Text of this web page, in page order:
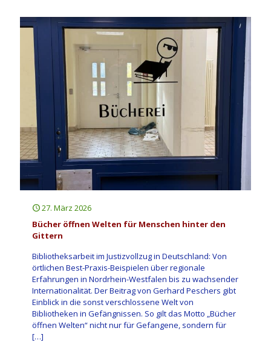
27. März 2026
Bücher öffnen Welten für Menschen hinter den
Gittern
Bibliotheksarbeit im Justizvollzug in Deutschland: Von
örtlichen Best-Praxis-Beispielen über regionale
Erfahrungen in Nordrhein-Westfalen bis zu wachsender
Internationalität. Der Beitrag von Gerhard Peschers gibt
Einblick in die sonst verschlossene Welt von
Bibliotheken in Gefängnissen. So gilt das Motto „Bücher
öffnen Welten“ nicht nur für Gefangene, sondern für
[…]